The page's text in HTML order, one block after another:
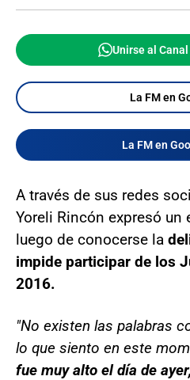
Unirse al
La FM en
La FM en
A través de sus redes
Yoreli Rincón expresó
luego de conocerse la
impide participar de los
2016.
"No existen las palabras
lo que siento en este
fue muy alto el día de ayer,